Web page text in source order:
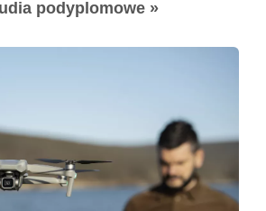
podyplomowe »